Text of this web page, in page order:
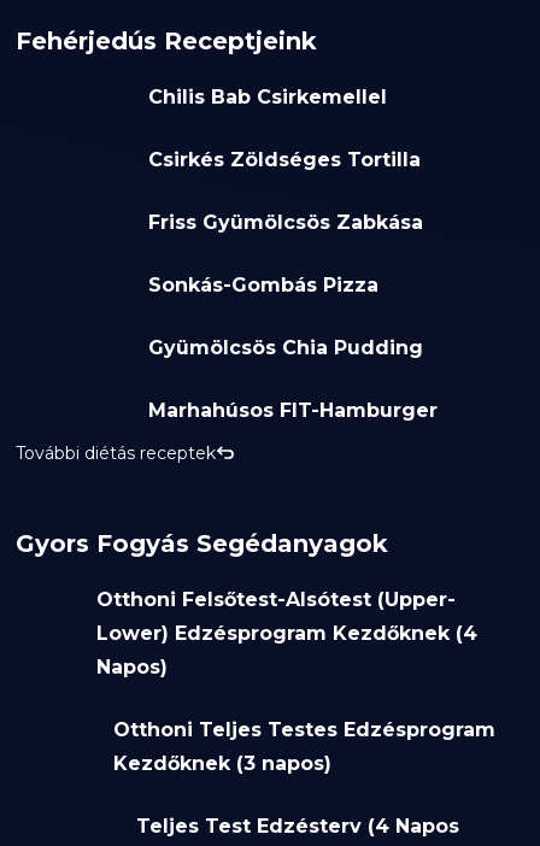
Fehérjedús Receptjeink
Chilis Bab Csirkemellel
Csirkés Zöldséges Tortilla
Friss Gyümölcsös Zabkása
Sonkás-Gombás Pizza
Gyümölcsös Chia Pudding
Marhahúsos FIT-Hamburger
További diétás receptek
Gyors Fogyás Segédanyagok
Otthoni Felsőtest-Alsótest (Upper-
Lower) Edzésprogram Kezdőknek (4
Napos)
Otthoni Teljes Testes Edzésprogram
Kezdőknek (3 napos)
Teljes Test Edzésterv (4 Napos